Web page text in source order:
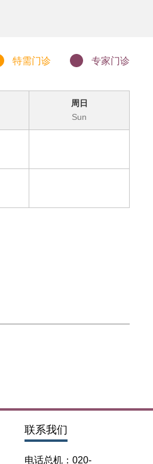
特需门诊 专家门诊
周日
Sun
联系我们
电话总机：020-